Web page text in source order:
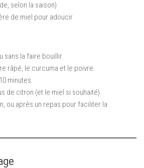
selon la saison)
de miel pour adoucir
sans la faire bouillir.
râpé, le curcuma et le poivre.
minutes.
de citron (et le miel si souhaité).
ou après un repas pour faciliter la